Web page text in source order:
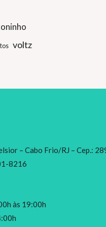
voltz
– Cabo Frio/RJ – Cep.:
8216
às 19:00h